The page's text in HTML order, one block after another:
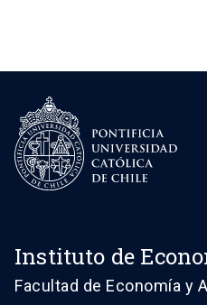
Instituto de
Facultad de Economía y